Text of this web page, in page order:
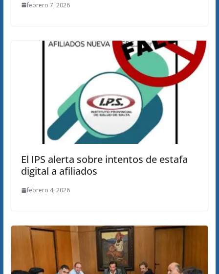
febrero 7, 2026
El IPS alerta sobre intentos de estafa
digital a afiliados
febrero 4, 2026